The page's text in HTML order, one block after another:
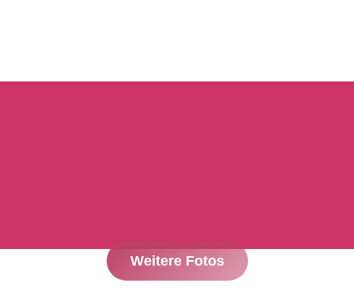
Weitere Fotos